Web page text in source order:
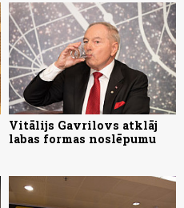
Vitālijs Gavrilovs atklāj
labas formas noslēpumu